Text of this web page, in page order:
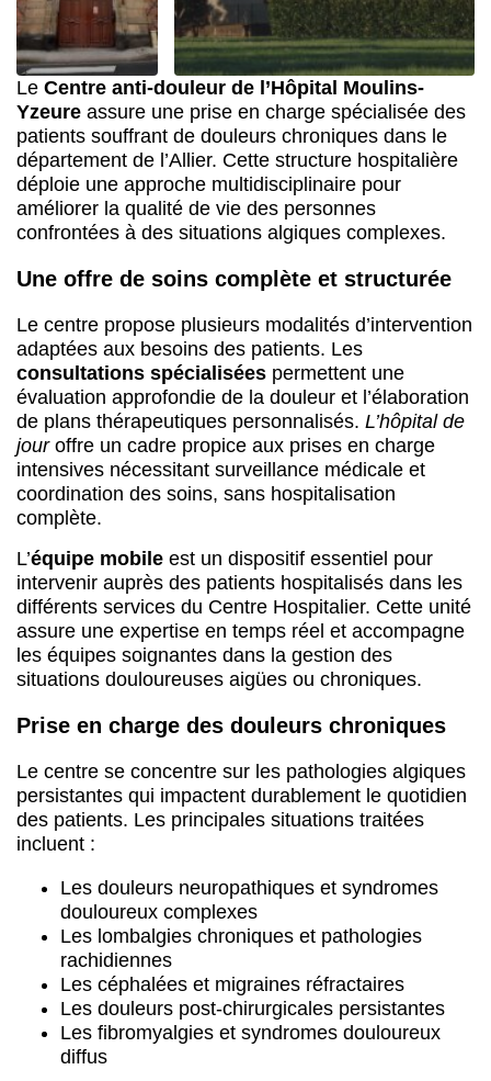
Le Centre anti-douleur de l’Hôpital Moulins-
Yzeure assure une prise en charge spécialisée des
patients souffrant de douleurs chroniques dans le
département de l’Allier. Cette structure hospitalière
déploie une approche multidisciplinaire pour
améliorer la qualité de vie des personnes
confrontées à des situations algiques complexes.
Une offre de soins complète et structurée
Le centre propose plusieurs modalités d’intervention
adaptées aux besoins des patients. Les
consultations spécialisées permettent une
évaluation approfondie de la douleur et l’élaboration
de plans thérapeutiques personnalisés. L’hôpital de
jouroffre un cadre propice aux prises en charge
intensives nécessitant surveillance médicale et
coordination des soins, sans hospitalisation
complète.
L’équipe mobile est un dispositif essentiel pour
intervenir auprès des patients hospitalisés dans les
différents services du Centre Hospitalier. Cette unité
assure une expertise en temps réel et accompagne
les équipes soignantes dans la gestion des
situations douloureuses aigües ou chroniques.
Prise en charge des douleurs chroniques
Le centre se concentre sur les pathologies algiques
persistantes qui impactent durablement le quotidien
des patients. Les principales situations traitées
incluent :
Les douleurs neuropathiques et syndromes
douloureux complexes
Les lombalgies chroniques et pathologies
rachidiennes
Les céphalées et migraines réfractaires
Les douleurs post-chirurgicales persistantes
Les fibromyalgies et syndromes douloureux
diffus